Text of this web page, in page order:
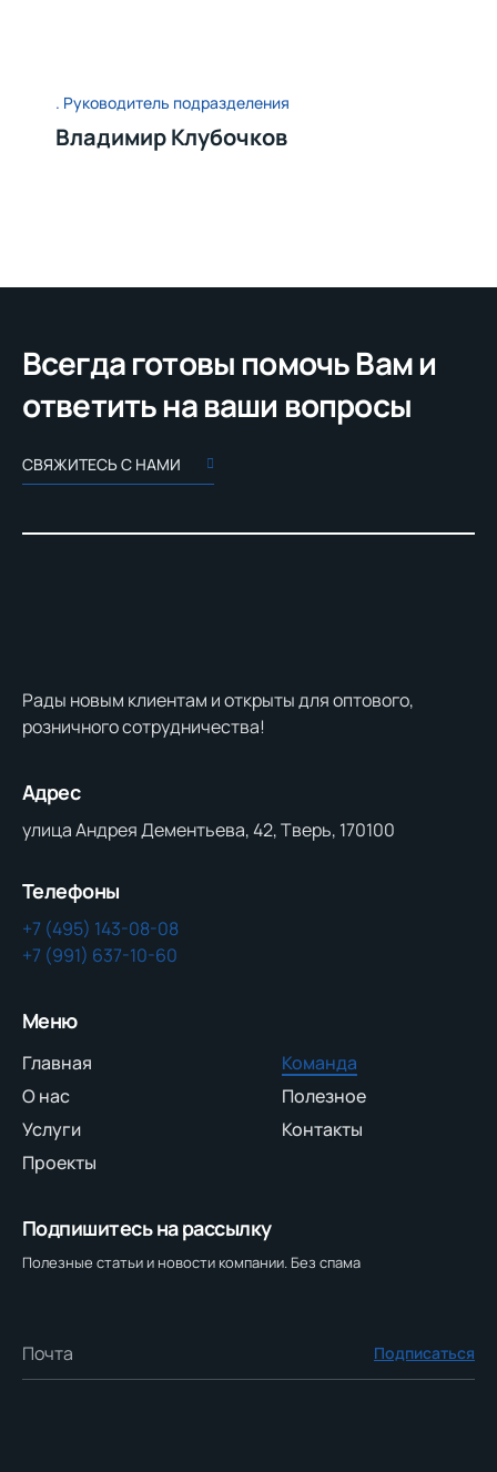
Руководитель подразделения
Владимир Клубочков
Всегда готовы помочь Вам и
ответить на ваши вопросы
СВЯЖИТЕСЬ С НАМИ
Рады новым клиентам и открыты для оптового,
розничного сотрудничества!
Адрес
улица Андрея Дементьева, 42, Тверь, 170100
Телефоны
+7 (495) 143-08-08
+7 (991) 637-10-60
Меню
Главная
О нас
Услуги
Проекты
Команда
Полезное
Контакты
Подпишитесь на рассылку
Полезные статьи и новости компании. Без спама
Подписаться